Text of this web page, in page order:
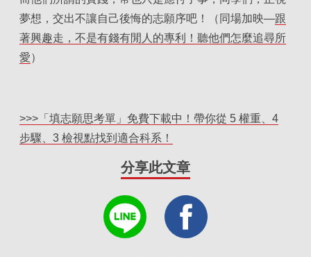
夢想，交出不讓自己後悔的志願序吧！（同場加映—跟
著興趣走，不是有錢有閒人的專利！聽他們怎麼追尋所
愛）
>>>「填志願思考單」免費下載中！帶你從 5 權重、4
步驟、3 檢視點找到適合科系！
分享此文章